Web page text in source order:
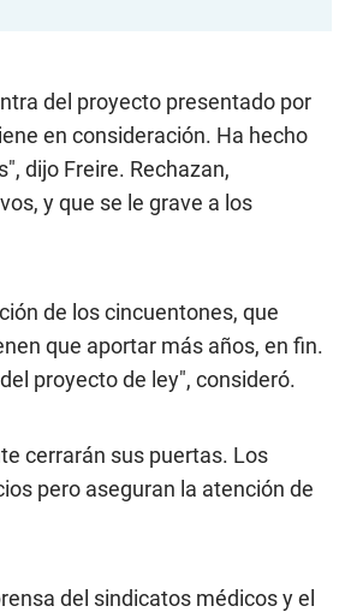
del proyecto presentado por
en consideración. Ha hecho
dijo Freire. Rechazan,
y que se le grave a los
de los cincuentones, que
que aportar más años, en fin.
proyecto de ley", consideró.
cerrarán sus puertas. Los
pero aseguran la atención de
del sindicatos médicos y el